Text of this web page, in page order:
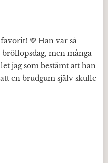
💜 Han var så
men många
jag som bestämt att han
en brudgum själv skulle